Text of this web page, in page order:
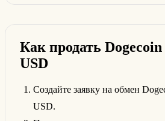
Как продать
USD
Создайте заявку на обмен
USD.